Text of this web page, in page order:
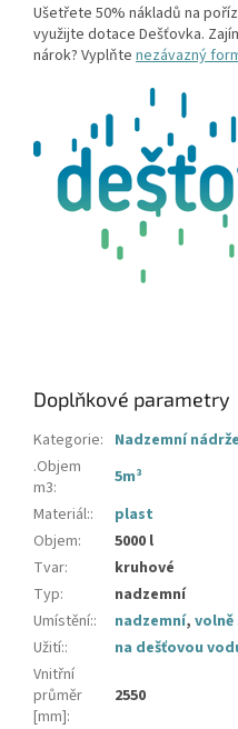
Ušetřete 50% nákladů na
využijte dotace Dešťovka.
nárok? Vyplňte nezávazný
Doplňkové parametry
Kategorie: Nadzemní
.Objem
m3:
5m³
Materiál::
plast
Objem:
5000 l
Tvar:
kruhové
Typ:
nadzemní
Umístění:: nadzemní,
Užití:: na dešťovou
Vnitřní
průměr
[mm]:
2550